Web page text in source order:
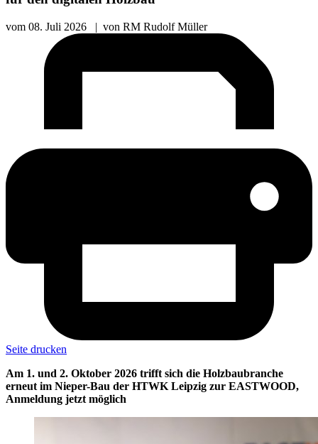
vom 08. Juli 2026 | von RM Rudolf Müller
Seite drucken
Am 1. und 2. Oktober 2026 trifft sich die Holzbaubranche
erneut im Nieper-Bau der HTWK Leipzig zur EASTWOOD,
Anmeldung jetzt möglich